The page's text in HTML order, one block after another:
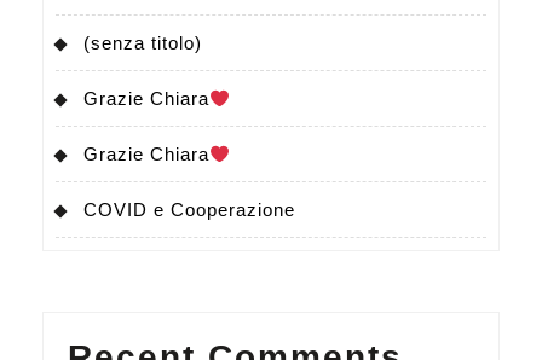
(senza titolo)
Grazie Chiara
Grazie Chiara
COVID e Cooperazione